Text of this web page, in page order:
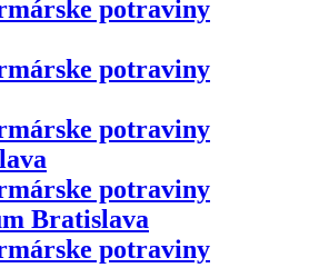
potraviny
potraviny
potraviny
potraviny
Bratislava
potraviny